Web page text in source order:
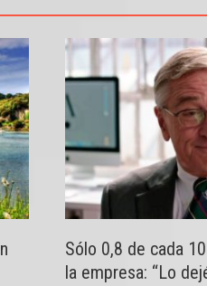
Sólo 0,8 de cada
la empresa: “Lo